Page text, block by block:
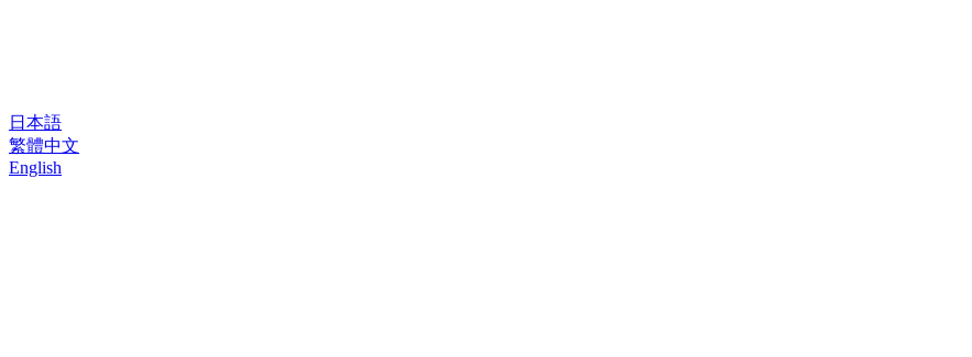
日本語
繁體中文
English